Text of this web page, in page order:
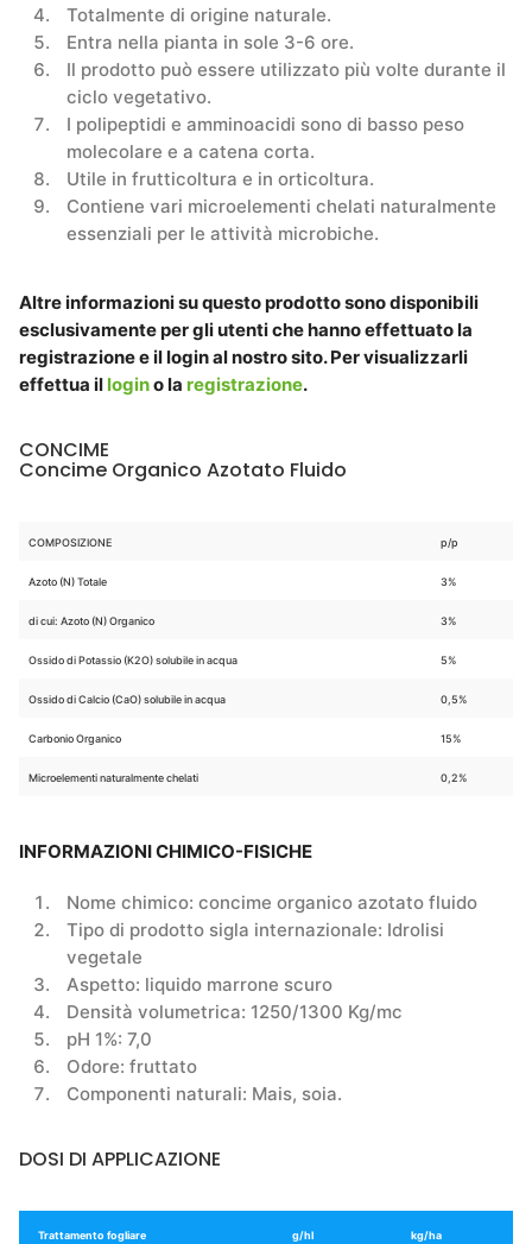
Totalmente di origine naturale.
Entra nella pianta in sole 3-6 ore.
Il prodotto può essere utilizzato più volte durante il
ciclo vegetativo.
I polipeptidi e amminoacidi sono di basso peso
molecolare e a catena corta.
Utile in frutticoltura e in orticoltura.
Contiene vari microelementi chelati naturalmente
essenziali per le attività microbiche.
Altre informazioni su questo prodotto sono disponibili
esclusivamente per gli utenti che hanno effettuato la
registrazione e il login al nostro sito. Per visualizzarli
effettua il logino la registrazione.
CONCIME
Concime Organico Azotato Fluido
COMPOSIZIONE p/p
Azoto (N) Totale 3%
di cui: Azoto (N) Organico 3%
Ossido di Potassio (K2O) solubile in acqua 5%
Ossido di Calcio (CaO) solubile in acqua 0,5%
Carbonio Organico 15%
Microelementi naturalmente chelati 0,2%
INFORMAZIONI CHIMICO-FISICHE
Nome chimico: concime organico azotato fluido
Tipo di prodotto sigla internazionale: Idrolisi
vegetale
Aspetto: liquido marrone scuro
Densità volumetrica: 1250/1300 Kg/mc
pH 1%: 7,0
Odore: fruttato
Componenti naturali: Mais, soia.
DOSI DI APPLICAZIONE
Trattamento fogliare g/hl kg/ha